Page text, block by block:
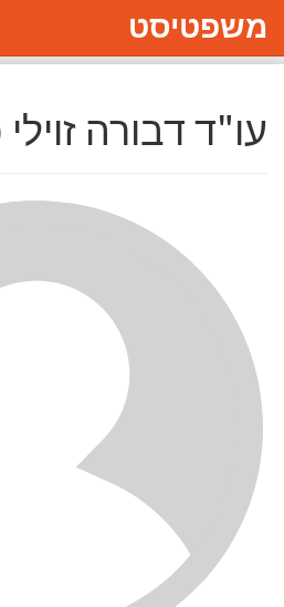
משפטיסט
עו"ד דבורה